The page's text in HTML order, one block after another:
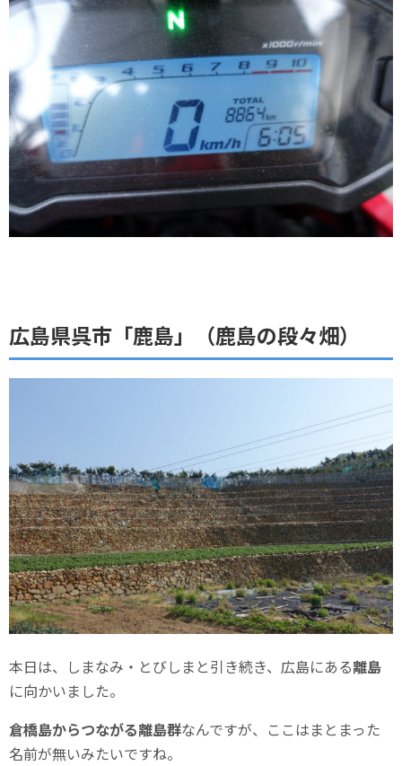
広島県呉市「鹿島」（鹿島の段々畑）
本日は、しまなみ・とびしまと引き続き、広島にある離島
に向かいました。
倉橋島からつながる離島群なんですが、ここはまとまった
名前が無いみたいですね。